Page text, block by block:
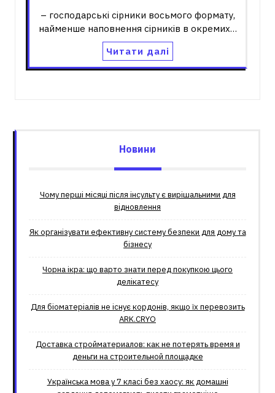
– господарські сірники восьмого формату,
найменше наповнення сірників в окремих…
Читати далі
Новини
Чому перші місяці після інсульту є вирішальними для
відновлення
Як організувати ефективну систему безпеки для дому та
бізнесу
Чорна ікра: що варто знати перед покупкою цього
делікатесу
Для біоматеріалів не існує кордонів, якщо їх перевозить
ARK.CRYO
Доставка стройматериалов: как не потерять время и
деньги на строительной площадке
Українська мова у 7 класі без хаосу: як домашні